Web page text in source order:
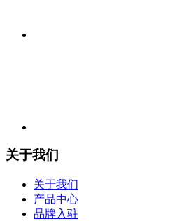
关于我们
关于我们
产品中心
品牌入驻